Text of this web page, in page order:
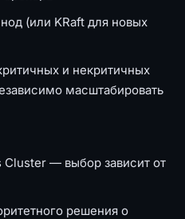
(или KRaft для новых
и некритичных
масштабировать
Cluster — выбор зависит от
решения о